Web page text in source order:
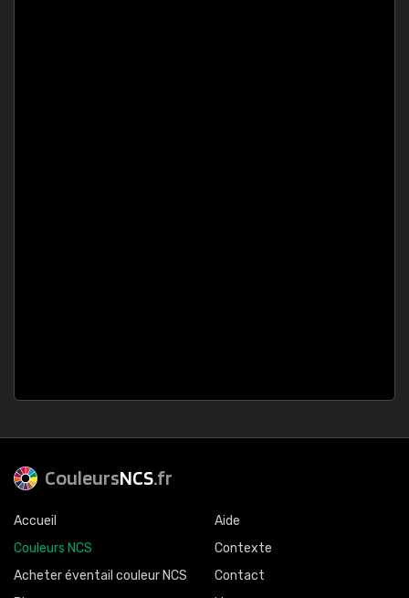
CouleursNCS.fr
Accueil
Couleurs NCS
Acheter éventail couleur NCS
Aide
Contexte
Contact